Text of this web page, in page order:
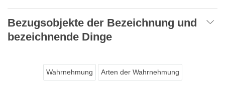
Bezugsobjekte der Bezeichnung und
bezeichnende Dinge
Wahrnehmung Arten der Wahrnehmung